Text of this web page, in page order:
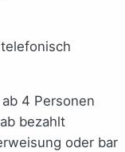
4 Personen
bezahlt
oder bar